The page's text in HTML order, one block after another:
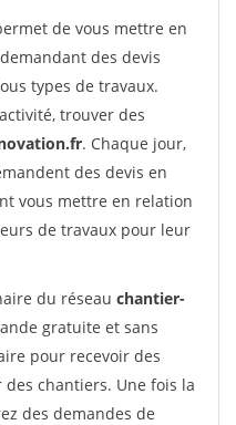
de vous mettre en
des devis
types de travaux.
trouver des
. Chaque jour,
des devis en
vous mettre en relation
de travaux pour leur
du réseau chantier-
gratuite et sans
pour recevoir des
chantiers. Une fois la
des demandes de